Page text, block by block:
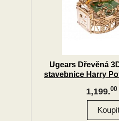
Ugears Dřevěná
stavebnice Harry
1,199.00